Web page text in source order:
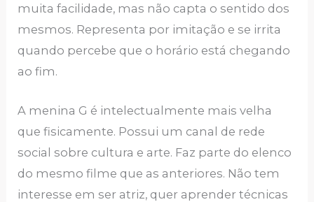
muita facilidade, mas não capta o sentido dos
mesmos. Representa por imitação e se irrita
quando percebe que o horário está chegando
ao fim.
A menina G é intelectualmente mais velha
que fisicamente. Possui um canal de rede
social sobre cultura e arte. Faz parte do elenco
do mesmo filme que as anteriores. Não tem
interesse em ser atriz, quer aprender técnicas